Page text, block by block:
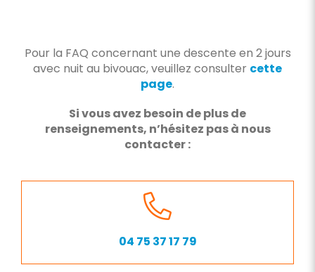
Pour la FAQ concernant une descente en 2 jours
avec nuit au bivouac, veuillez consulter cette
page.
Si vous avez besoin de plus de
renseignements, n’hésitez pas à nous
contacter :
04 75 37 17 79